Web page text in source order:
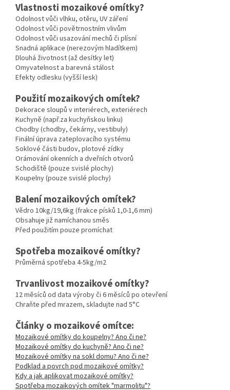
Vlastnosti mozaikové omítky?
Odolnost vůči vlhku, otěru, UV záření
Odolnost vůči povětrnostním vlivům
Odolnost vůči usazování mechů či plísní
Snadná aplikace (nerezovým hladítkem)
Dlouhá životnost (až desítky let)
Omyvatelnost a barevná stálost
Efekty odlesku (vyšší lesk)
Použití mozaikových omítek?
Dekorace sloupů v interiérech, exteriérech
Kuchyně (např.za kuchyňskou linku)
Chodby (chodby, čekárny, vestibuly)
Finální úprava zateplovacího systému
Soklové části budov, plotové zídky
Orámování okenních a dveřních otvorů
Schodiště (pouze svislé plochy)
Koupelny (pouze svislé plochy)
Balení mozaikových omítek?
Vědro 10kg/19,6kg (frakce písků 1,0-1,6 mm)
Obsahuje již namíchanou směs
Před použitím pouze promíchat
Spotřeba mozaikové omítky?
Průměrná spotřeba 4-5kg/m2
Trvanlivost mozaikové omítky?
12 měsíců od data výroby či 6 měsíců po otevření
Chraňte před mrazem, skladujte nad 5°C
Články o mozaikové omítce:
Mozaikové omítky do koupelny? Ano či ne?
Mozaikové omítky do kuchyně? Ano či ne?
Mozaikové omítky na sokl domu? Ano či ne?
Podklad a povrch pod mozaikové omítky?
Kdy a jak aplikovat mozaikové omítky?
Spotřeba mozaikových omítek "marmolitu"?